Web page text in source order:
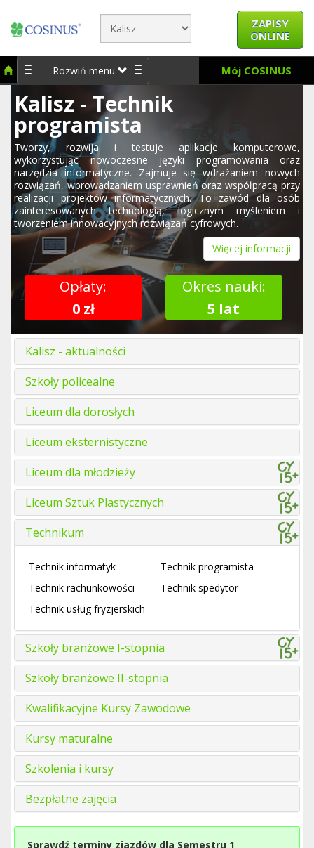
ZAPISY
ONLINE
Rozwiń menu Mój COSINUS
Kalisz - Technik
programista
Tworzy, rozwija i testuje aplikacje komputerowe,
wykorzystując nowoczesne języki programowania oraz
narzędzia informatyczne. Zajmuje się wdrażaniem nowych
rozwiązań, wprowadzaniem usprawnień oraz współpracą przy
realizacji projektów informatycznych. To zawód dla osób
zainteresowanych technologią, logicznym myśleniem i
tworzeniem innowacyjnych rozwiązań cyfrowych.
Więcej informacji
Opłaty:
0 zł
Okres nauki:
5 lat
Kalisz - aktualności
Szkoły policealne
Liceum dla dorosłych
Liceum eksternistyczne
Liceum dla młodzieży
Liceum Sztuk Plastycznych
Technikum
Technik informatyk
Technik programista
Technik rachunkowości
Technik spedytor
Technik usług fryzjerskich
Szkoły branżowe I-stopnia
Szkoły branżowe II-stopnia
Kwalifikacyjne Kursy Zawodowe
Kursy maturalne
Szkolenia i kursy
Bezpłatne zajęcia
Sprawdź terminy zjazdów dla Semestru 1